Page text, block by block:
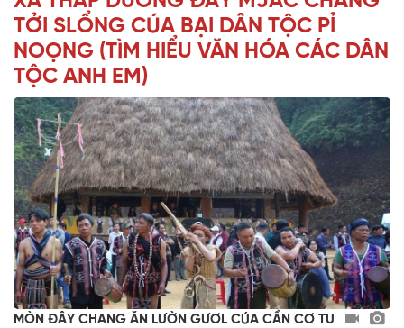
TỞI SLỔNG CÚA BẠI DÂN TỘC PỈ
NOỌNG (TÌM HIỂU VĂN HÓA CÁC DÂN
TỘC ANH EM)
MÒN ĐÂY CHANG ĂN LƯỜN GƯƠL CÚA CẦN CƠ TU